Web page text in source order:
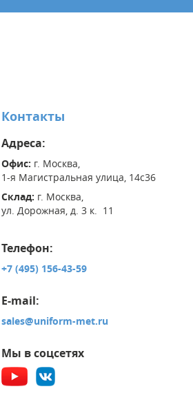
Контакты
Адреса:
Офис: г. Москва,
1-я Магистральная улица, 14с36
Склад: г. Москва,
ул. Дорожная, д. 3 к. 11
Телефон:
+7 (495) 156-43-59
E-mail:
sales@uniform-met.ru
Мы в соцсетях